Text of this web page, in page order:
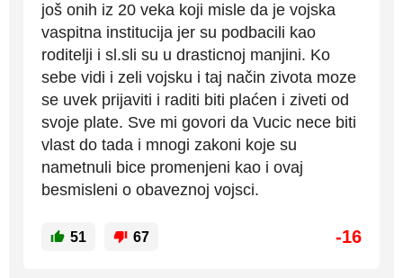
još onih iz 20 veka koji misle da je vojska
vaspitna institucija jer su podbacili kao
roditelji i sl.sli su u drasticnoj manjini. Ko
sebe vidi i zeli vojsku i taj način zivota moze
se uvek prijaviti i raditi biti plaćen i ziveti od
svoje plate. Sve mi govori da Vucic nece biti
vlast do tada i mnogi zakoni koje su
nametnuli bice promenjeni kao i ovaj
besmisleni o obaveznoj vojsci.
51 67 -16